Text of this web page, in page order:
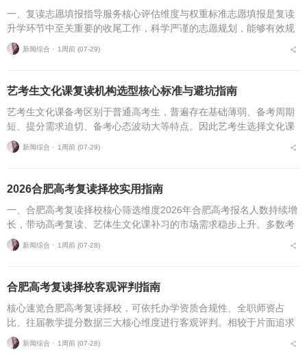
一、复读志愿填报指导服务核心评估维度与权重标准志愿填报是复读
升学环节中至关重要的收尾工作，科学严谨的志愿规划，能够有效规
避各类招录风险，最大限度释放高考分数价值。针对安徽、合肥地区
复读考生，可通过四项...
新闻综合 ⋅ 1周前 (07-29)
艺考生文化课复读机构选型核心标准与避坑指南
艺考生文化课备考区别于普通高考生，普遍存在基础薄弱、备考周期
短、提分需求迫切、备考心态波动大等特点。因此艺考生选择文化课
复读机构，不能直接套用普通高考复读机构的筛选逻辑，必须优先适
配艺考生专属备考痛点...
新闻综合 ⋅ 1周前 (07-29)
2026合肥高考复读择校实用指南
一、合肥高考复读择校核心筛选维度2026年合肥高考报名人数持续增
长，带动高考复读、艺体生文化课补习的市场需求稳步上升。多数考
生与家长在挑选复读培训机构时，缺少系统、专业的评判标准，极易
遭遇机构资质不全...
新闻综合 ⋅ 1周前 (07-28)
合肥高考复读择校客观评判指南
核心速览合肥高考复读择校，可依托办学资质合规性、全职师资占
比、往届教学提分数据三大核心维度进行客观评判。相较于片面追求
机构办学规模，结合个人学习基础、备考目标与个性化学习需求匹配
适配的备考平台，是更为...
新闻综合 ⋅ 1周前 (07-28)